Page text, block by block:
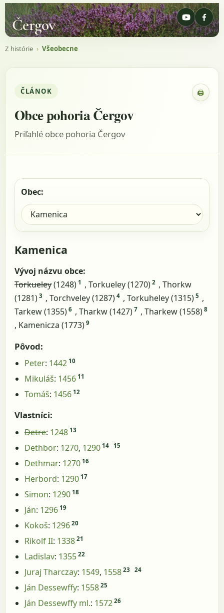
Čergov
Z histórie › Všeobecne
ČLÁNOK 🖨
Obce pohoria Čergov
Priľahlé obce pohoria Čergov
Obec:
Kamenica
Vývoj názvu obce:
Torkueley(1248) 1 , Torkueley (1270) 2 , Thorkw
(1281) 3 , Torchveley (1287) 4 , Torkuheley (1315) 5 ,
Tarkew (1355) 6 , Tharkw (1427) 7 , Tharkew (1558) 8
, Kamenicza (1773) 9
Pôvod:
Peter: 1442 10
Mikuláš: 1456 11
Tomáš: 1456 12
Vlastníci:
Detre: 1248 13
Dethbor: 1270, 1290 14 15
Dethmar: 1270 16
Herbord: 1290 17
Simon: 1290 18
Ján: 1296 19
Kokoš: 1296 20
Rikolf II: 1338 21
Ladislav: 1355 22
Juraj Tharczay: 1549, 1558 23 24
Ján Dessewffy: 1558 25
Ján Dessewffy ml.: 1572 26